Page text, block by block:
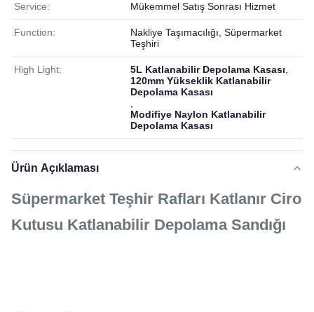
Service: Mükemmel Satış Sonrası Hizmet
Function:
Nakliye Taşımacılığı, Süpermarket
Teşhiri
High Light: 5L Katlanabilir Depolama Kasası
120mm Yükseklik Katlanabilir
Depolama Kasası
Modifiye Naylon Katlanabilir
Depolama Kasası
Ürün Açıklaması
Süpermarket Teşhir Rafları Katlanır Ciro
Kutusu Katlanabilir Depolama Sandığı